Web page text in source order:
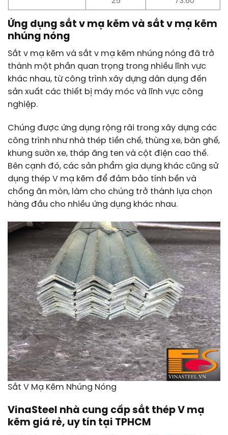
Ứng dụng sắt v mạ kẽm và sắt v mạ kẽm
nhúng nóng
Sắt v mạ kẽm và sắt v mạ kẽm nhúng nóng đã trở
thành một phần quan trọng trong nhiều lĩnh vực
khác nhau, từ công trình xây dựng dân dụng đến
sản xuất các thiết bị máy móc và lĩnh vực công
nghiệp.
Chúng được ứng dụng rộng rãi trong xây dựng các
công trình như nhà thép tiền chế, thùng xe, bàn ghế,
khung sườn xe, tháp ăng ten và cột điện cao thế.
Bên cạnh đó, các sản phẩm gia dụng khác cũng sử
dụng thép V mạ kẽm để đảm bảo tính bền và
chống ăn mòn, làm cho chúng trở thành lựa chọn
hàng đầu cho nhiều ứng dụng khác nhau.
Sắt V Mạ Kẽm Nhúng Nóng
VinaSteel nhà cung cấp sắt thép V mạ
kẽm giá rẻ, uy tín tại TPHCM